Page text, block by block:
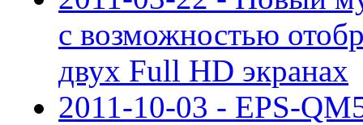
с возможностью
двух Full HD экранах
2011-10-03 - EPS-